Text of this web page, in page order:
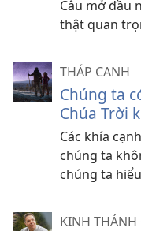
Câu mở đầu
thật quan
THÁP CANH
Chúng ta
Chúa Trời
Các khía
chúng ta
chúng ta
KINH